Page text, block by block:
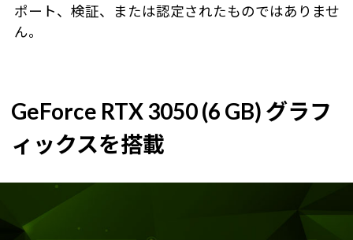
ポート、検証、または認定されたものではありませ
ん。
GeForce RTX 3050 (6 GB) グラフ
ィックスを搭載